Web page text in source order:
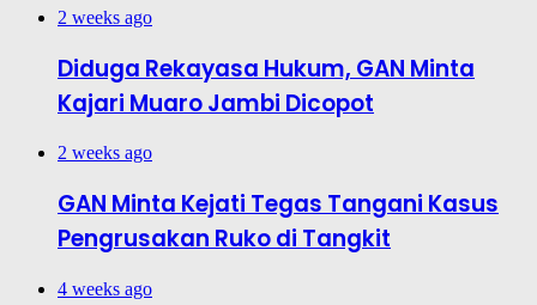
2 weeks ago
Diduga Rekayasa Hukum, GAN Minta
Kajari Muaro Jambi Dicopot
2 weeks ago
GAN Minta Kejati Tegas Tangani Kasus
Pengrusakan Ruko di Tangkit
4 weeks ago